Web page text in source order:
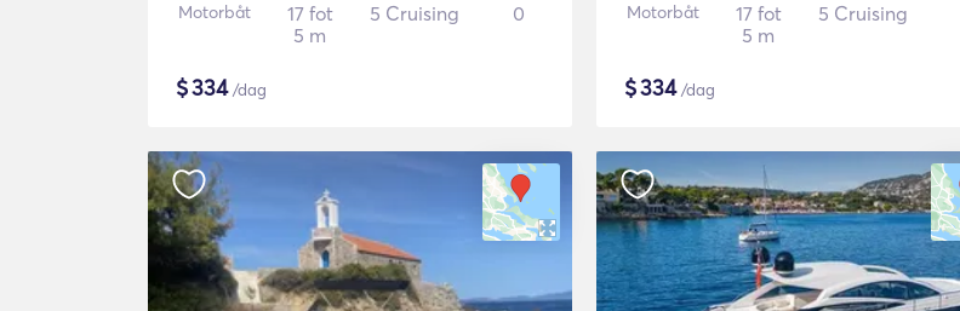
Motorbåt
17 fot
5 m
5 Cruising 0
$334/dag
Motorbåt
17 fot
5 m
5 Cruising
$334/dag